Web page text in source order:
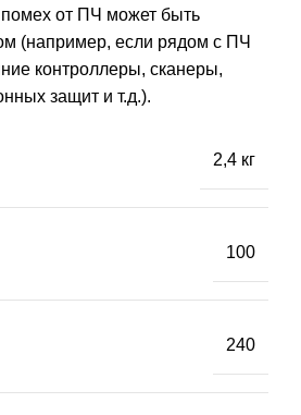
от ПЧ может быть
(например, если рядом с ПЧ
контроллеры, сканеры,
защит и т.д.).
2,4 кг
100
240